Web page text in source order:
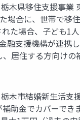
県移住支援事
場合に、世帯で
た場合、子ども1
支援機構が連
居住する方向け
市結婚新生活
助金でカバーで